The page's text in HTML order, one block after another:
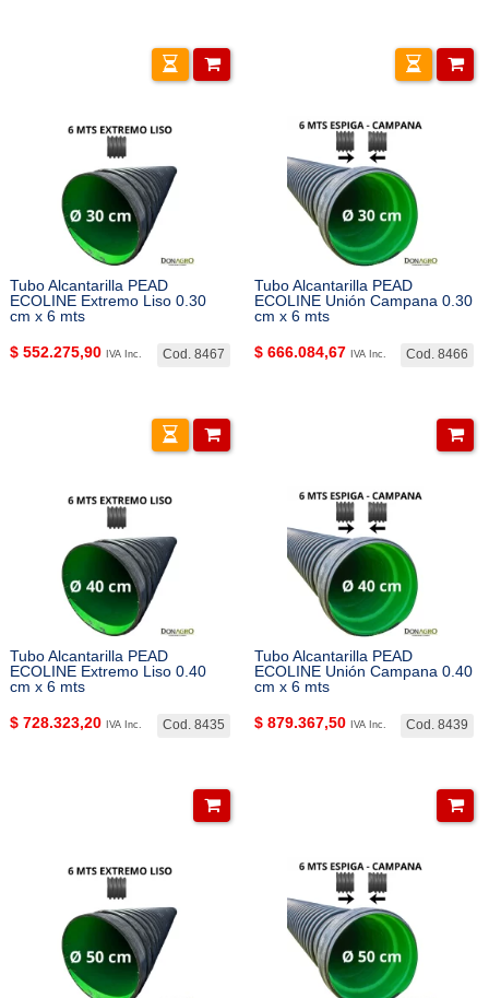
Tubo Alcantarilla PEAD
ECOLINE Extremo Liso 0.30
cm x 6 mts
Cod. 8467
$ 552.275,90 IVA Inc.
Tubo Alcantarilla PEAD
ECOLINE Unión Campana 0.30
cm x 6 mts
Cod. 8466
$ 666.084,67 IVA Inc.
Tubo Alcantarilla PEAD
ECOLINE Extremo Liso 0.40
cm x 6 mts
Cod. 8435
$ 728.323,20 IVA Inc.
Tubo Alcantarilla PEAD
ECOLINE Unión Campana 0.40
cm x 6 mts
Cod. 8439
$ 879.367,50 IVA Inc.